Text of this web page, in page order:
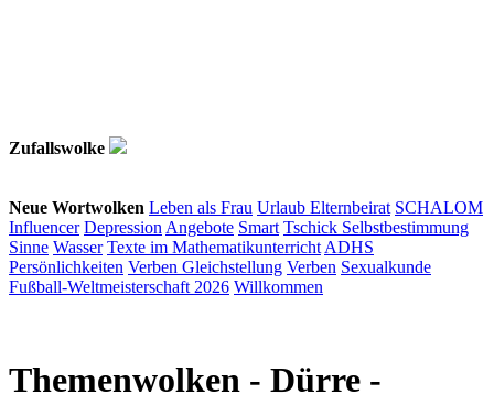
Zufallswolke
Neue Wortwolken Leben als Frau Urlaub Elternbeirat SCHALOM
Influencer Depression Angebote Smart Tschick Selbstbestimmung
Sinne Wasser Texte im Mathematikunterricht ADHS
Persönlichkeiten Verben Gleichstellung Verben Sexualkunde
Fußball-Weltmeisterschaft 2026 Willkommen
Themenwolken - Dürre -